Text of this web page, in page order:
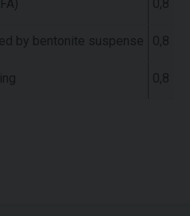
0,8
by bentonite suspense 0,8
0,8